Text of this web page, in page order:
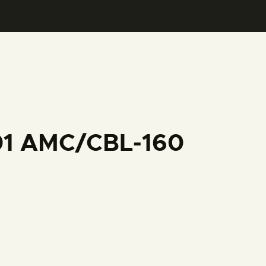
AMC/CBL-160